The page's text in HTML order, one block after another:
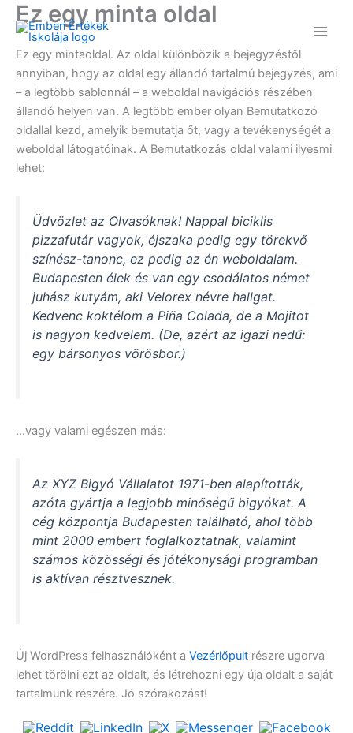
Skip
content
Ez egy minta oldal
Ez egy mintaoldal. Az oldal különbözik a bejegyzéstől
annyiban, hogy az oldal egy állandó tartalmú bejegyzés, ami
– a legtöbb sablonnál – a weboldal navigációs részében
állandó helyen van. A legtöbb ember olyan Bemutatkozó
oldallal kezd, amelyik bemutatja őt, vagy a tevékenységét a
weboldal látogatóinak. A Bemutatkozás oldal valami ilyesmi
lehet:
Üdvözlet az Olvasóknak! Nappal biciklis
pizzafutár vagyok, éjszaka pedig egy törekvő
színész-tanonc, ez pedig az én weboldalam.
Budapesten élek és van egy csodálatos német
juhász kutyám, aki Velorex névre hallgat.
Kedvenc koktélom a Piña Colada, de a Mojitot
is nagyon kedvelem. (De, azért az igazi nedű:
egy bársonyos vörösbor.)
…vagy valami egészen más:
Az XYZ Bigyó Vállalatot 1971-ben alapították,
azóta gyártja a legjobb minőségű bigyókat. A
cég központja Budapesten található, ahol több
mint 2000 embert foglalkoztatnak, valamint
számos közösségi és jótékonysági programban
is aktívan résztvesznek.
Új WordPress felhasználóként a Vezérlőpult részre ugorva
lehet törölni ezt az oldalt, és létrehozni egy úja oldalt a saját
tartalmunk részére. Jó szórakozást!